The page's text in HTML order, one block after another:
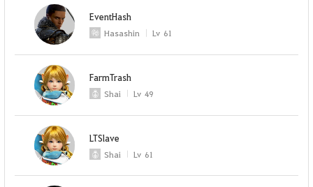
EventHash
Hasashin Lv 61
FarmTrash
Shai Lv 49
LTSlave
Shai Lv 61